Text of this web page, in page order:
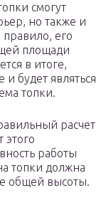
смогут
но также и
его
площади
в итоге,
будет являться
топки.
расчет
этого
работы
топки должна
общей высоты.